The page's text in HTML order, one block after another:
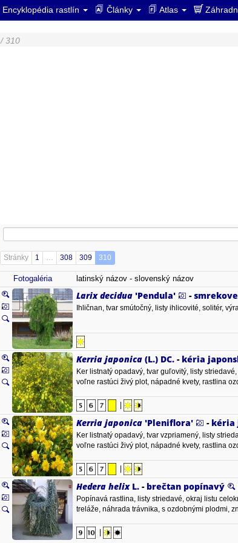
Encyklopédia rastlín Články Atlas
/ 310
Stránky 1 308 309 310
Fotogaléria latinský názov - slovenský názov
Larix decidua 'Pendula' -
Ihličnan, tvar smútočný, listy ihlicovité, solitér,
Kerria japonica (L.) DC. - kéria
Ker listnatý opadavý, tvar guľovitý, listy
voľne rastúci živý plot, nápadné kvety, rastlina
|
Kerria japonica 'Pleniflora' - kéria
Ker listnatý opadavý, tvar vzpriamený, listy
voľne rastúci živý plot, nápadné kvety, rastlina
|
Hedera helixL. - brečtan popínavý
Popínavá rastlina, listy striedavé, okraj listu
treláže, náhrada trávnika, s ozdobnými plodmi,
|